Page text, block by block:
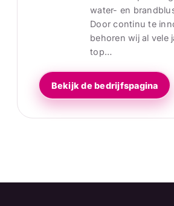
water- en
Door continu te
behoren wij al vele
top…
Bekijk de bedrijfspagina